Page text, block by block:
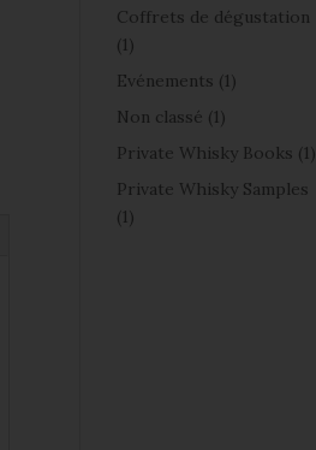
Coffrets de dégustation
(1)
Evénements (1)
Non classé (1)
Private Whisky Books (1)
Private Whisky Samples
(1)